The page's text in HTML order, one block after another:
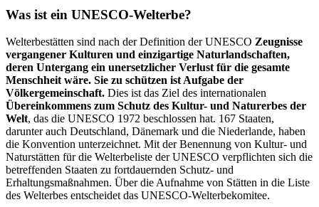
Was ist ein UNESCO-Welterbe?
Welterbestätten sind nach der Definition der UNESCO Zeugnisse
vergangener Kulturen und einzigartige Naturlandschaften,
deren Untergang ein unersetzlicher Verlust für die gesamte
Menschheit wäre. Sie zu schützen ist Aufgabe der
Völkergemeinschaft. Dies ist das Ziel des internationalen
Übereinkommens zum Schutz des Kultur- und Naturerbes der
Welt, das die UNESCO 1972 beschlossen hat. 167 Staaten,
darunter auch Deutschland, Dänemark und die Niederlande, haben
die Konvention unterzeichnet. Mit der Benennung von Kultur- und
Naturstätten für die Welterbeliste der UNESCO verpflichten sich die
betreffenden Staaten zu fortdauernden Schutz- und
Erhaltungsmaßnahmen. Über die Aufnahme von Stätten in die Liste
des Welterbes entscheidet das UNESCO-Welterbekomitee.